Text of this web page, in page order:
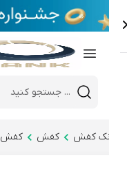
Mobile header search
کفش کفش کفش زنانه